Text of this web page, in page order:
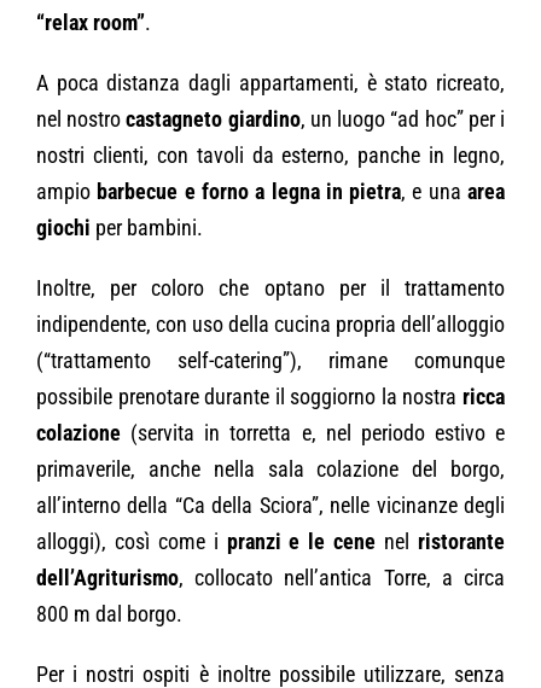
“relax room”.
A poca distanza dagli appartamenti, è stato ricreato,
nel nostrocastagneto giardino, un luogo “ad hoc” per i
nostri clienti, con tavoli da esterno, panche in legno,
ampio barbecue e forno a legna in pietra, e unaarea
giochi per bambini.
Inoltre, per coloro che optano per il trattamento
indipendente, con uso della cucina propria dell’alloggio
(“trattamento self-catering”), rimane comunque
possibile prenotare durante il soggiorno la nostraricca
colazione(servita in torretta e, nel periodo estivo e
primaverile, anche nella sala colazione del borgo,
all’interno della “Ca della Sciora”, nelle vicinanze degli
alloggi), così come i pranzi e le cene nelristorante
dell’Agriturismo, collocato nell’antica Torre, a circa
800 m dal borgo.
Per i nostri ospiti è inoltre possibile utilizzare, senza